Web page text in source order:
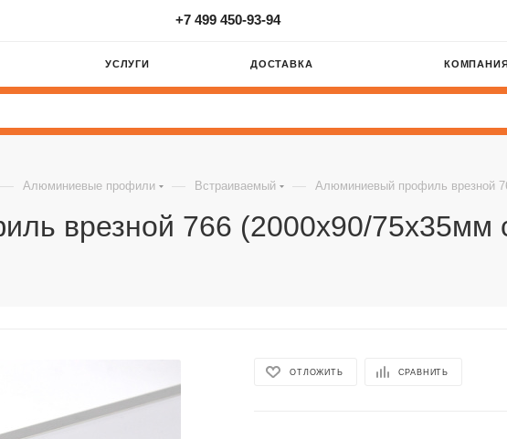
+7 499 450-93-94
УСЛУГИ ДОСТАВКА
— Алюминиевые профили — Встраиваемый — Алюминиевый профиль врезной
врезной 766 (2000x90/75x35мм
ОТЛОЖИТЬ СРАВНИТЬ